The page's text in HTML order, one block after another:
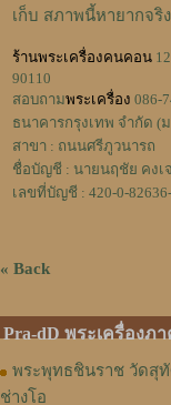
เก็บ สภาพนี้หายากจริ
ร้านพระเครื่องคนคอน
90110
สอบถามพระเครื่อง 086-
ธนาคารกรุงเทพ จำกัด (
สาขา : ถนนศรีภูวนารถ
ชื่อบัญชี : นายนฤชัย คงเ
เลขที่บัญชี : 420-0-
« Back
Pra-dD พระเครื่องภ
พระพุทธชินราช วัดสุ
ช่างโอ